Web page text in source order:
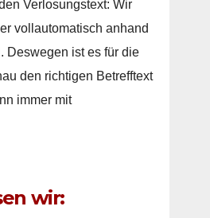
Verlosungstext: Wir
vollautomatisch anhand
Deswegen ist es für die
den richtigen Betrefftext
immer mit
wir: